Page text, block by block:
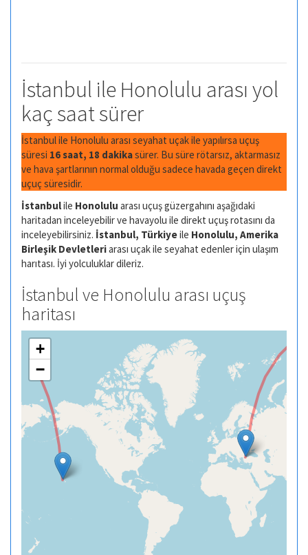
İstanbul ile Honolulu arası yol
kaç saat sürer
İstanbul ile Honolulu arası seyahat uçak ile yapılırsa uçuş
süresi 16 saat, 18 dakikasürer. Bu süre rötarsız, aktarmasız
ve hava şartlarının normal olduğu sadece havada geçen direkt
uçuç süresidir.
İstanbulile Honolulu arası uçuş güzergahını aşağıdaki
haritadan inceleyebilir ve havayolu ile direkt uçuş rotasını da
inceleyebilirsiniz. İstanbul, Türkiyeile Honolulu, Amerika
Birleşik Devletleriarası uçak ile seyahat edenler için ulaşım
harıtası. İyi yolculuklar dileriz.
İstanbul ve Honolulu arası uçuş
haritası
+
−